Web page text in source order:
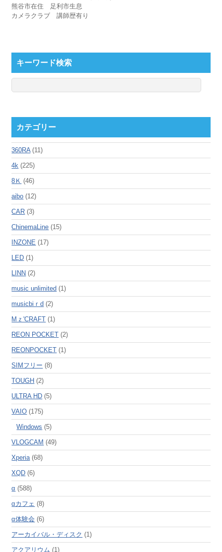
熊谷市在住 足利市生息
カメラクラブ 講師歴有り
キーワード検索
カテゴリー
360RA(11)
4k (225)
8Ｋ (46)
aibo (12)
CAR (3)
ChinemaLine (15)
INZONE (17)
LED (1)
LINN (2)
music unlimited (1)
musicbiｒd (2)
Mｚ'CRAFT (1)
REON POCKET (2)
REONPOCKET (1)
SIMフリー (8)
TOUGH (2)
ULTRA HD (5)
VAIO (175)
Windows (5)
VLOGCAM (49)
Xperia(68)
XQD (6)
α (588)
αカフェ (8)
α体験会 (6)
アーカイバル・ディスク (1)
アクアリウム (1)